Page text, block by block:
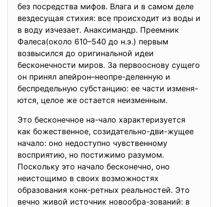
без посредства мифов. Влага и в самом деле
вездесущая стихия: все происходит из воды и
в воду изчезает. Анаксимандр. Преемник
Фалеса(около 610–540 до н.э.) первым
возвысился до оригинальной идеи
бесконечности миров. За первооснову сущего
он принял апейрон–неопре-деленную и
беспредельную субстанцию: ее части изменя-
ются, целое же остается неизменным.
Это бесконечное на-чало характеризуется
как божественное, созидательно-дви-жущее
начало: оно недоступно чувственному
восприятию, но постижимо разумом.
Поскольку это начало бесконечно, оно
неистощимо в своих возможностях
образования конк-ретных реальностей. Это
вечно живой источник новообра-зований: в